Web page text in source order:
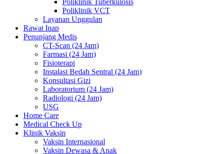
Poliklinik Tuberkulosis
Poliklinik VCT
Layanan Unggulan
Rawat Inap
Penunjang Medis
CT-Scan (24 Jam)
Farmasi (24 Jam)
Fisioterapi
Instalasi Bedah Sentral (24 Jam)
Konsultasi Gizi
Laboratorium (24 Jam)
Radiologi (24 Jam)
USG
Home Care
Medical Check Up
Klinik Vaksin
Vaksin Internasional
Vaksin Dewasa & Anak